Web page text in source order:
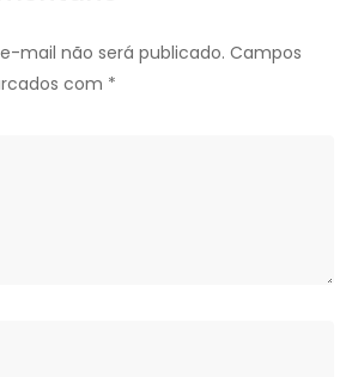
mail não será publicado. Campos
com *